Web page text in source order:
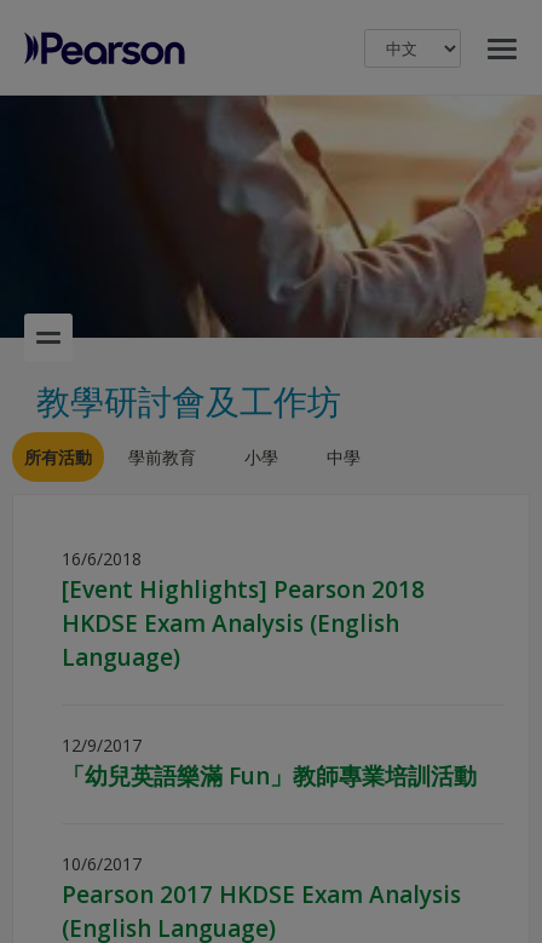
Pearson
教學研討會及工作坊
所有活動 學前教育 小學 中學
16/6/2018
[Event Highlights] Pearson 2018
HKDSE Exam Analysis (English
Language)
12/9/2017
「幼兒英語樂滿 Fun」教師專業培訓活動
10/6/2017
Pearson 2017 HKDSE Exam Analysis
(English Language)